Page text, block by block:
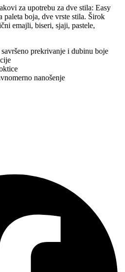
za upotrebu za dve stila: Easy
boja, dve vrste stila. Širok
emajli, biseri, sjaji, pastele,
prekrivanje i dubinu boje
nanošenje